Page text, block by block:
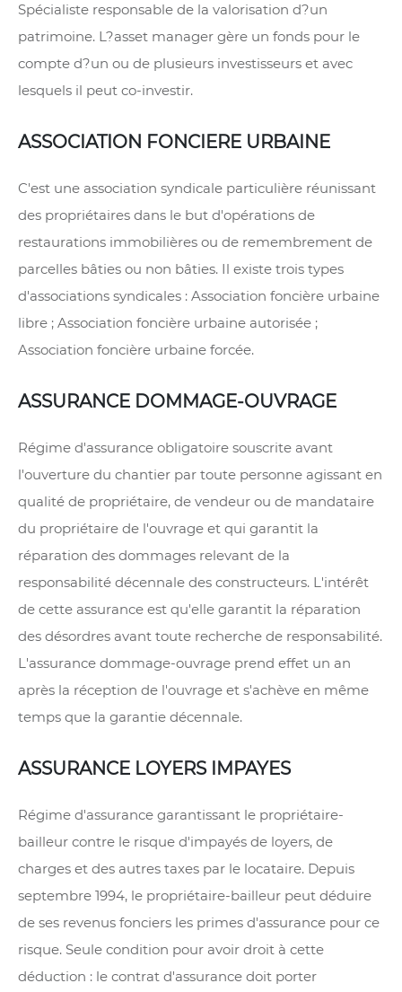
Spécialiste responsable de la valorisation d?un
patrimoine. L?asset manager gère un fonds pour le
compte d?un ou de plusieurs investisseurs et avec
lesquels il peut co-investir.
ASSOCIATION FONCIERE URBAINE
C'est une association syndicale particulière réunissant
des propriétaires dans le but d'opérations de
restaurations immobilières ou de remembrement de
parcelles bâties ou non bâties. Il existe trois types
d'associations syndicales : Association foncière urbaine
libre ; Association foncière urbaine autorisée ;
Association foncière urbaine forcée.
ASSURANCE DOMMAGE-OUVRAGE
Régime d'assurance obligatoire souscrite avant
l'ouverture du chantier par toute personne agissant en
qualité de propriétaire, de vendeur ou de mandataire
du propriétaire de l'ouvrage et qui garantit la
réparation des dommages relevant de la
responsabilité décennale des constructeurs. L'intérêt
de cette assurance est qu'elle garantit la réparation
des désordres avant toute recherche de responsabilité.
L'assurance dommage-ouvrage prend effet un an
après la réception de l'ouvrage et s'achève en même
temps que la garantie décennale.
ASSURANCE LOYERS IMPAYES
Régime d'assurance garantissant le propriétaire-
bailleur contre le risque d'impayés de loyers, de
charges et des autres taxes par le locataire. Depuis
septembre 1994, le propriétaire-bailleur peut déduire
de ses revenus fonciers les primes d'assurance pour ce
risque. Seule condition pour avoir droit à cette
déduction : le contrat d'assurance doit porter